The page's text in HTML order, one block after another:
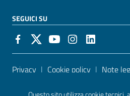
SEGUICI SU
Sezione Link Utili
Privacy | Cookie policy | Note